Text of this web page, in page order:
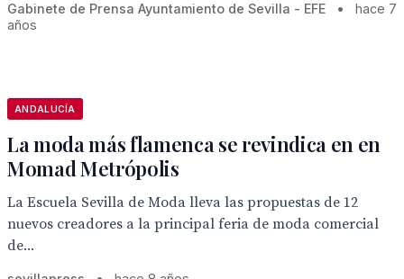
Gabinete de Prensa Ayuntamiento de Sevilla - EFE •
hace 7
años
ANDALUCÍA
La moda más flamenca se revindica en en
Momad Metrópolis
La Escuela Sevilla de Moda lleva las propuestas de 12
nuevos creadores a la principal feria de moda comercial
de...